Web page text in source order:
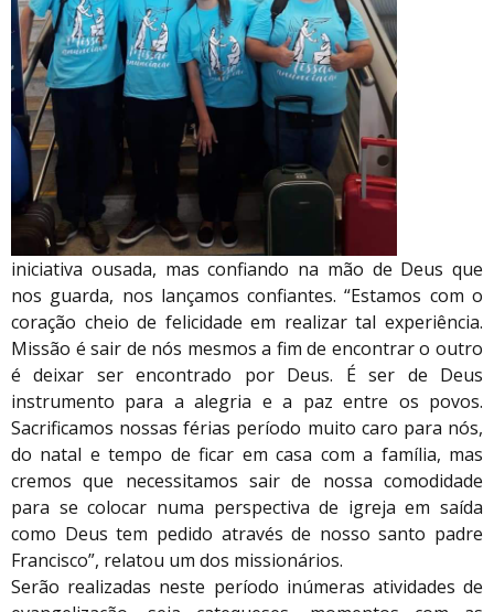
iniciativa ousada, mas confiando na mão de Deus que
nos guarda, nos lançamos confiantes. “Estamos com o
coração cheio de felicidade em realizar tal experiência.
Missão é sair de nós mesmos a fim de encontrar o outro
é deixar ser encontrado por Deus. É ser de Deus
instrumento para a alegria e a paz entre os povos.
Sacrificamos nossas férias período muito caro para nós,
do natal e tempo de ficar em casa com a família, mas
cremos que necessitamos sair de nossa comodidade
para se colocar numa perspectiva de igreja em saída
como Deus tem pedido através de nosso santo padre
Francisco”, relatou um dos missionários.
Serão realizadas neste período inúmeras atividades de